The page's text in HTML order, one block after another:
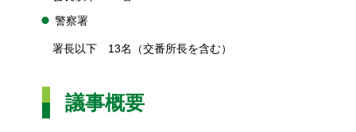
警察署
署長以下 13名（交番所長を含む）
議事概要